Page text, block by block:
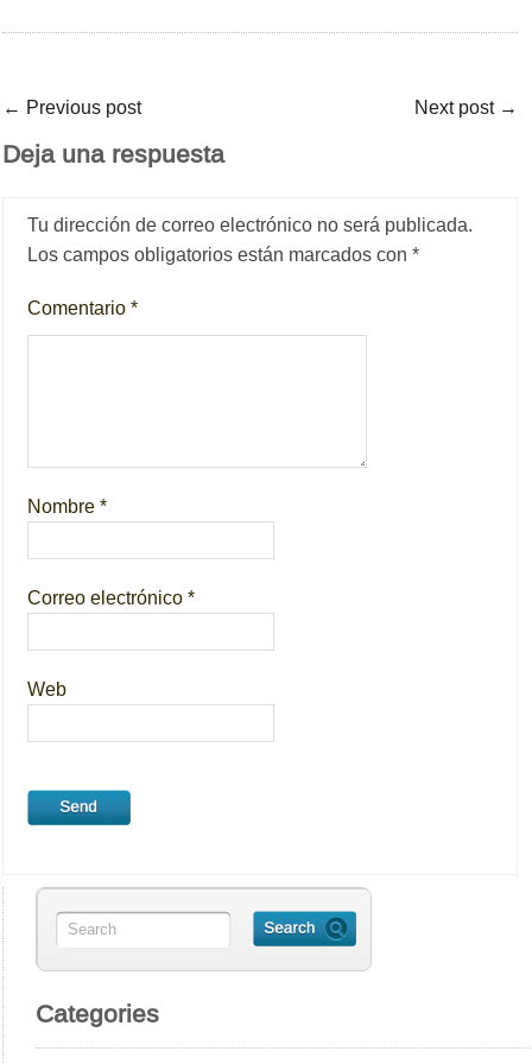
← Previous post Next post →
Deja una respuesta
Tu dirección de correo electrónico no será publicada.
Los campos obligatorios están marcados con*
Comentario*
Nombre*
Correo electrónico*
Web
Categories